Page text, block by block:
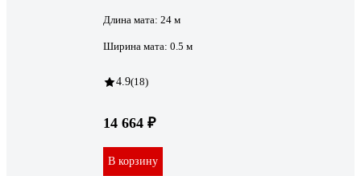
Длина мата: 24 м
Ширина мата: 0.5 м
4.9(18)
14 664 ₽
В корзину